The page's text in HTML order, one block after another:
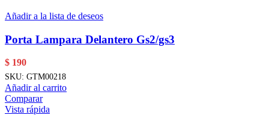
Añadir a la lista de deseos
Porta Lampara Delantero Gs2/gs3
$ 190
SKU: GTM00218
Añadir al carrito
Comparar
Vista rápida